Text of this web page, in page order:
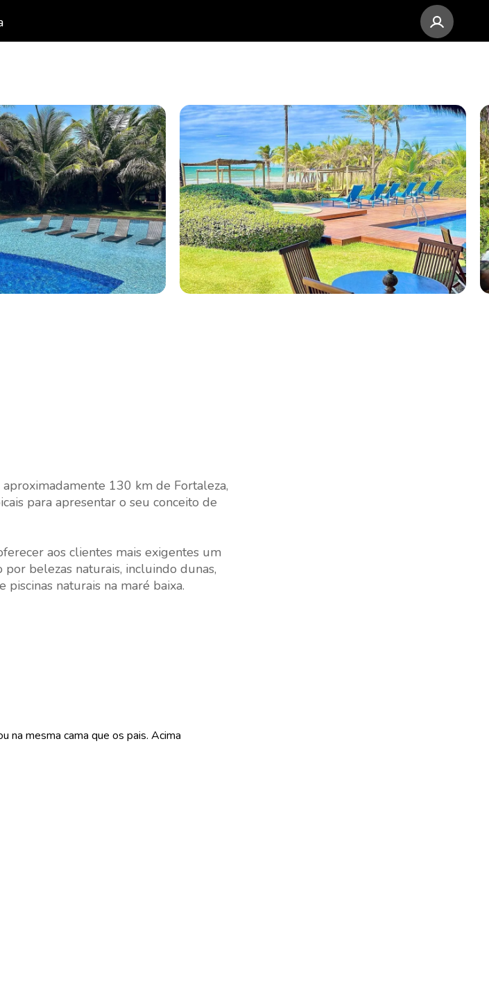
130 km de Fortaleza,
para apresentar o seu conceito de
aos clientes mais exigentes um
belezas naturais, incluindo dunas,
naturais na maré baixa.
na mesma cama que os pais. Acima